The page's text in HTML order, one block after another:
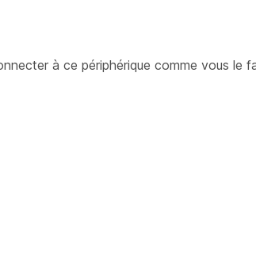
à ce périphérique comme vous le